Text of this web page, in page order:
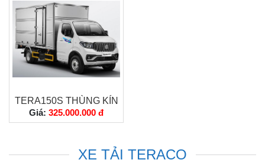
TERA150S THÙNG KÍN
Giá: 325.000.000 đ
XE TẢI TERACO